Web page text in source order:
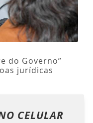
do Governo”
jurídicas
CELULAR